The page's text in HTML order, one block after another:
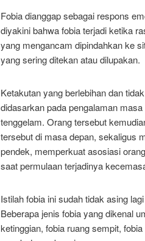
Fobia dianggap sebagai respons
diyakini bahwa fobia terjadi ketika
yang mengancam dipindahkan ke
yang sering ditekan atau dilupakan.
Ketakutan yang berlebihan dan
didasarkan pada pengalaman
tenggelam. Orang tersebut
tersebut di masa depan, sekaligus
pendek, memperkuat asosiasi
saat permulaan terjadinya
Istilah fobia ini sudah tidak asing
Beberapa jenis fobia yang dikenal
ketinggian, fobia ruang sempit,